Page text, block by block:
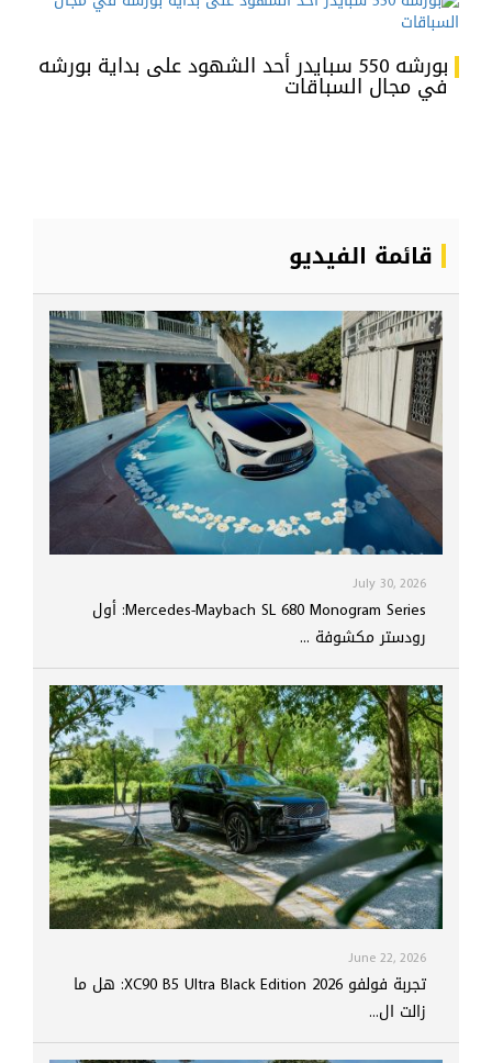
بورشه 550 سبايدر أحد الشهود على بداية بورشه
في مجال السباقات
قائمة الفيديو
July 30, 2026
Mercedes-Maybach SL 680 Monogram Series: أول
رودستر مكشوفة ...
June 22, 2026
تجربة فولفو XC90 B5 Ultra Black Edition 2026: هل ما
زالت ال...